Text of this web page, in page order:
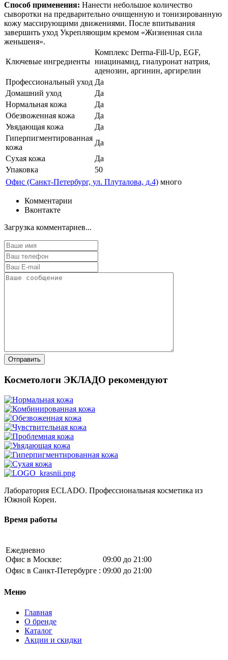
Способ применения: Нанести небольшое количество
сыворотки на предварительно очищенную и тонизированную
кожу массирующими движениями. После впитывания
завершить уход Укрепляющим кремом «Жизненная сила
женьшеня».
Ключевые ингредиенты
Комплекс Derrna-Fill-Up, EGF,
ниацинамид, гиалуронат натрия,
аденозин, аргинин, аргирелин
Профессиональный уход Да
Домашний уход
Да
Нормальная кожа
Да
Обезвоженная кожа
Да
Увядающая кожа
Да
Гиперпигментированная
кожа
Да
Сухая кожа
Да
Упаковка
50
Офис (Санкт-Петербург, ул. Плуталова, д.4) много
Комментарии
Вконтакте
Загрузка комментариев...
Косметологи ЭКЛАДО рекомендуют
Лаборатория ECLADO. Профессиональная косметика из
Южной Кореи.
Время работы
Ежедневно
Офис в Москве:
09:00 до 21:00
Офис в Санкт-Петербурге : 09:00 до 21:00
Меню
Главная
О бренде
Каталог
Акции и скидки